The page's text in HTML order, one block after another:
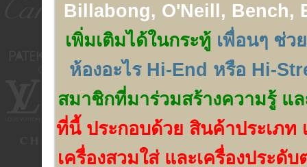
Billabong, O'Neill, Bench,
เพิ่มเติมได้ในกระทู้ เพื่อนๆ ช่ว
ห้องอะไร Hi-End หรือ Hi-
สมาชิกที่มาร่วมสร้างความรู้ แ
ที่นี้ ประกอบด้วย สินค้าประเภท
เครื่องสวมใส่ และเครื่องประดับ